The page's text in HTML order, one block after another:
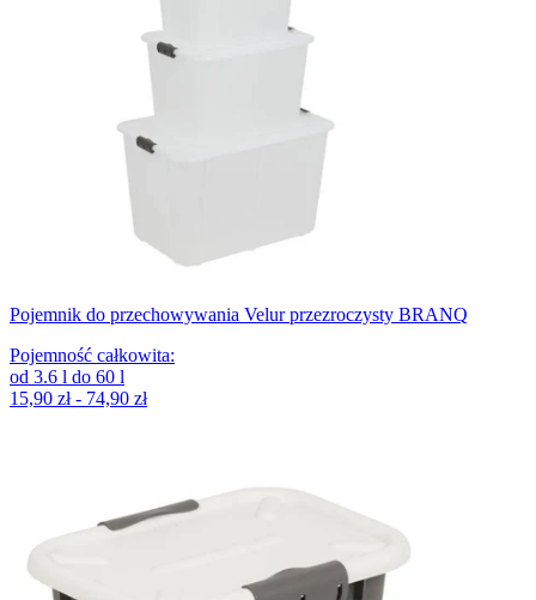
Pojemnik do przechowywania Velur przezroczysty BRANQ
Pojemność całkowita:
od 3.6 l do 60 l
15,90 zł - 74,90 zł